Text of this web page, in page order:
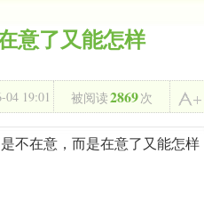
意了又能怎样
04 19:01 被阅读2869次